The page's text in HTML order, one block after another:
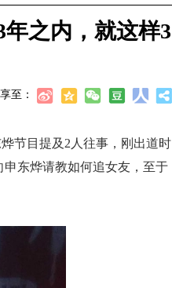
之内，就这样3
至：
节目提及2人往事，刚出道时
东烨请教如何追女友，至于